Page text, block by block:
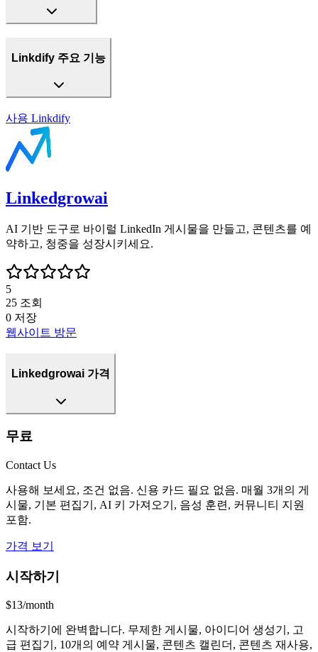
Linkdify 주요 기능
사용 Linkdify
Linkedgrowai
AI 기반 도구로 바이럴 LinkedIn 게시물을 만들고, 콘텐츠를 예
약하고, 청중을 성장시키세요.
5
25 조회
0 저장
웹사이트 방문
Linkedgrowai 가격
무료
Contact Us
사용해 보세요, 조건 없음. 신용 카드 필요 없음. 매월 3개의 게
시물, 기본 편집기, AI 키 가져오기, 음성 훈련, 커뮤니티 지원
포함.
가격 보기
시작하기
$13/month
시작하기에 완벽합니다. 무제한 게시물, 아이디어 생성기, 고
급 편집기, 10개의 예약 게시물, 콘텐츠 캘린더, 콘텐츠 재사용,